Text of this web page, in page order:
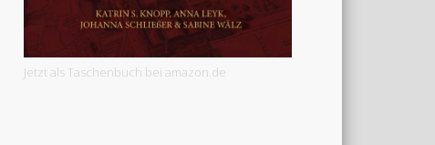
Jetzt als Taschenbuch bei amazon.de